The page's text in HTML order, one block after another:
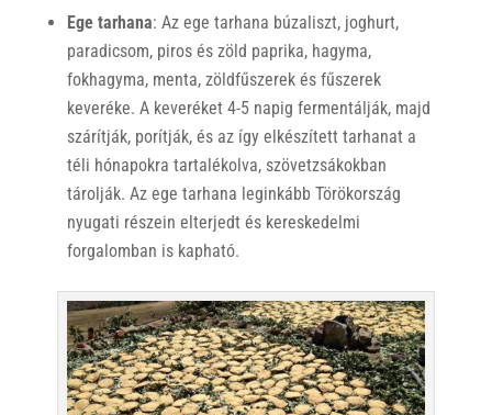
Ege tarhana: Az ege tarhana búzaliszt, joghurt,
paradicsom, piros és zöld paprika, hagyma,
fokhagyma, menta, zöldfűszerek és fűszerek
keveréke. A keveréket 4-5 napig fermentálják, majd
szárítják, porítják, és az így elkészített tarhanat a
téli hónapokra tartalékolva, szövetzsákokban
tárolják. Az ege tarhana leginkább Törökország
nyugati részein elterjedt és kereskedelmi
forgalomban is kapható.